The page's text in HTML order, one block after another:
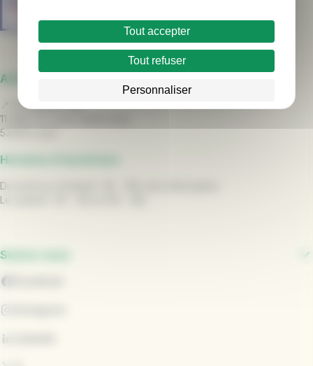
Adresse
L' Espace TUL
11 Allée du Vieux Saint Louis,
53000 Laval
Horaires d'ouverture
Du lundi au vendredi : 9h - 18h sans interruption
Le samedi : 9h - 12h et 14h - 18h
Suivez-nous
Tout accepter
Tout refuser
Personnaliser